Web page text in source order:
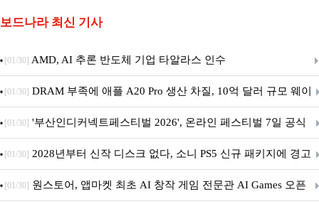
보드나라 최신 기사
[01/30] AMD, AI 추론 반도체 기업 타알라스 인수
[01/30] DRAM 부족에 애플 A20 Pro 생산 차질, 10억 달러 규모 웨이
퍼 대기
[01/30] '부산인디커넥트페스티벌 2026', 온라인 페스티벌 7일 공식
개막... 22일간 진행
[01/30] 2028년부터 신작 디스크 없다, 소니 PS5 신규 패키지에 경고
문 추가
[01/30] 원스토어, 앱마켓 최초 AI 창작 게임 전문관 AI Games 오픈